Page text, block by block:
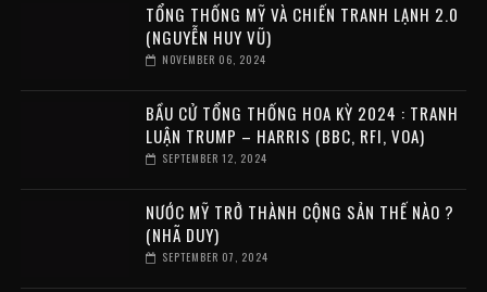
TỔNG THỐNG MỸ VÀ CHIẾN TRANH LẠNH 2.0
(NGUYỄN HUY VŨ)
NOVEMBER 06, 2024
BẦU CỬ TỔNG THỐNG HOA KỲ 2024 : TRANH
LUẬN TRUMP – HARRIS (BBC, RFI, VOA)
SEPTEMBER 12, 2024
NƯỚC MỸ TRỞ THÀNH CỘNG SẢN THẾ NÀO ?
(NHÃ DUY)
SEPTEMBER 07, 2024